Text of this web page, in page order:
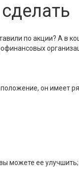
по акции? А в
он имеет
можете ее улучшить;